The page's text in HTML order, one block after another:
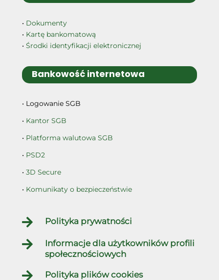
• Dokumenty
• Kartę bankomatową
• Środki identyfikacji elektronicznej
Bankowość internetowa
• Logowanie SGB
• Kantor SGB
• Platforma walutowa SGB
• PSD2
• 3D Secure
• Komunikaty o bezpieczeństwie
 Polityka prywatności

Informacje dla użytkowników profili
społecznościowych
 Polityka plików cookies